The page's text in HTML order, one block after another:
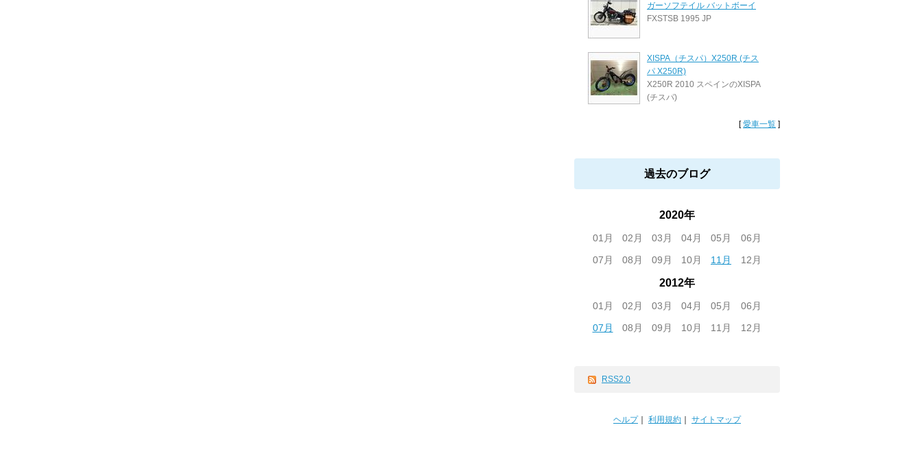
ガーソフテイル バットボーイ
FXSTSB 1995 JP
XISPA（チスパ）X250R (チス
パ X250R)
X250R 2010 スペインのXISPA
(チスパ)
[愛車一覧 ]
過去のブログ
2020年
01月 02月 03月 04月 05月
06月
07月
08月 09月 10月 11月 12月
2012年
01月 02月 03月 04月 05月
06月
07月
08月 09月 10月 11月 12月
RSS2.0
ヘルプ｜ 利用規約 サイトマップ